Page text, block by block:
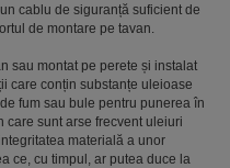
cablu de siguranță suficient de
de montare pe tavan.
sau montat pe perete și instalat
care conțin substanțe uleioase
fum sau bule pentru punerea în
care sunt arse frecvent uleiuri
materială a unor
ce, cu timpul, ar putea duce la